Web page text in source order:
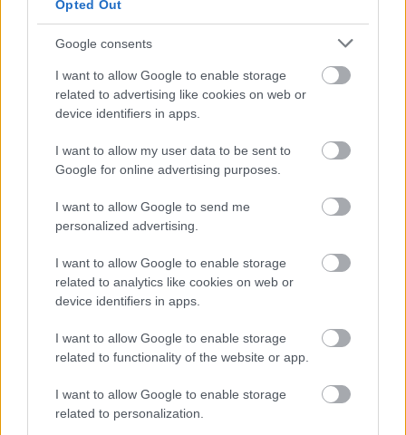
Opted Out
Google consents
I want to allow Google to enable storage
related to advertising like cookies on web or
device identifiers in apps.
I want to allow my user data to be sent to
Google for online advertising purposes.
I want to allow Google to send me
personalized advertising.
I want to allow Google to enable storage
related to analytics like cookies on web or
device identifiers in apps.
I want to allow Google to enable storage
related to functionality of the website or app.
I want to allow Google to enable storage
related to personalization.
Másfélszeresére bővítik
Hódmezővásárhely jó hírű református
Látványos építési szakasz indult be a
Flórián téri felüljárón
AJÁNLJUK MÉG